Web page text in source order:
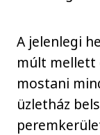
A jelenlegi
múlt mellett
mostani
üzletház